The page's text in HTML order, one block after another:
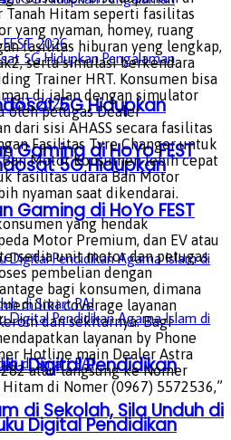
5G Hidupkan
Gaming di HoYo FEST
Digital Pendidikan
di Sekolah, Sila Unduh di
5G Hidupkan
Gaming di HoYo FEST
Digital Pendidikan
Tanah Hitam seperti fasilitas
yang nyaman, homey, ruang
fasilitas hiburan yeng lengkap,
serta simulasi berkendara
Trainer HRT. Konsumen bisa
di jalan dengan simulator
oleh petugas Dealer
dari sisi AHASS secara fasilitas
Fasilitas Tyre Changer untuk
Motor Konsumen lebih cepat
fasilitas udara Ban Motor
nyaman saat dikendarai.
yang hendak
Motor Premium, dan EV atau
unit motor dan petugas
pembelian dengan
bagi konsumen, dimana
coverage layanan
dan sekitarnya. Bagi
layanan by Phone
Hotline main Dealer Astra
atau langsung ke Nomer
di Nomer (0967) 5572536,”